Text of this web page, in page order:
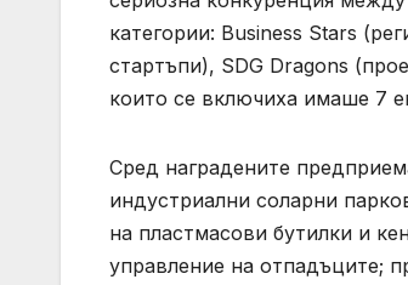
категории: Business Stars
стартъпи), SDG Dragons
които се включиха имаше 7
Сред наградените
индустриални соларни
на пластмасови бутилки и
управление на отпадъците;